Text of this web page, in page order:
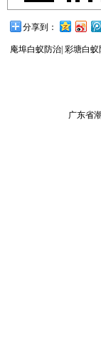
分享到：
庵埠白蚁防治| 彩塘白蚁
广东省